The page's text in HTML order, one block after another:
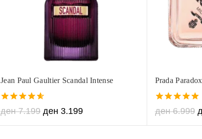
Jean Paul Gaultier Scandal Intense
4.60
out of 5
ден7.199 ден 3.199
Prada
5.00
out of 5
ден6.999